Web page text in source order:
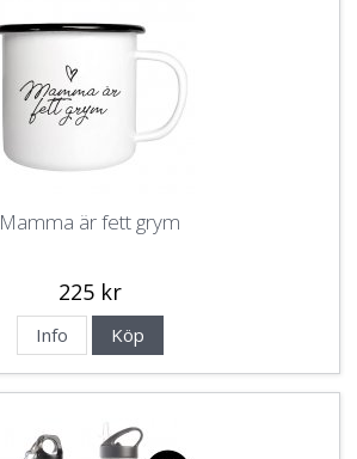
Mamma är fett grym
225 kr
Info Köp